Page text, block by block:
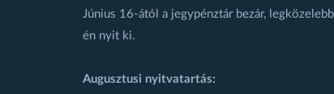
Június 16-ától a jegypénztár bezár,
én nyit ki.
Augusztusi nyitvatartás: